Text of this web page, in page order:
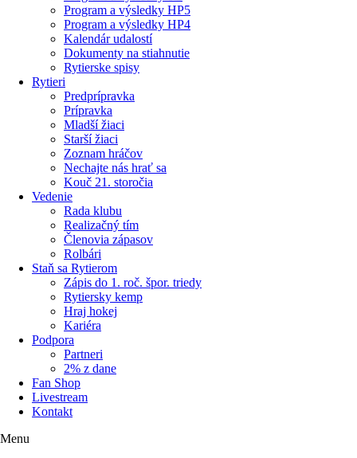
Program a výsledky HP5
Program a výsledky HP4
Kalendár udalostí
Dokumenty na stiahnutie
Rytierske spisy
Rytieri
Predprípravka
Prípravka
Mladší žiaci
Starší žiaci
Zoznam hráčov
Nechajte nás hrať sa
Kouč 21. storočia
Vedenie
Rada klubu
Realizačný tím
Členovia zápasov
Rolbári
Staň sa Rytierom
Zápis do 1. roč. špor. triedy
Rytiersky kemp
Hraj hokej
Kariéra
Podpora
Partneri
2% z dane
Fan Shop
Livestream
Kontakt
Menu